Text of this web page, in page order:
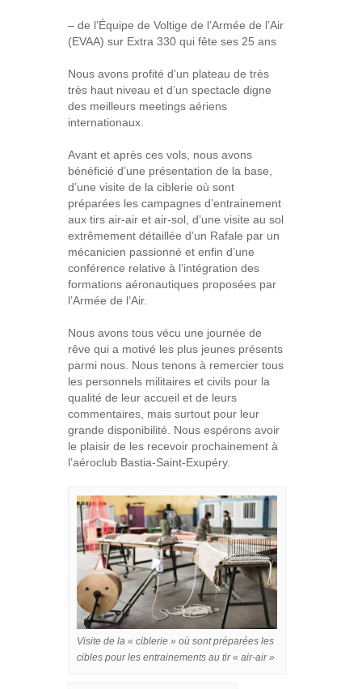
– de l’Équipe de Voltige de l’Armée de l’Air
(EVAA) sur Extra 330 qui fête ses 25 ans
Nous avons profité d’un plateau de très
très haut niveau et d’un spectacle digne
des meilleurs meetings aériens
internationaux.
Avant et après ces vols, nous avons
bénéficié d’une présentation de la base,
d’une visite de la ciblerie où sont
préparées les campagnes d’entrainement
aux tirs air-air et air-sol, d’une visite au sol
extrêmement détaillée d’un Rafale par un
mécanicien passionné et enfin d’une
conférence relative à l’intégration des
formations aéronautiques proposées par
l’Armée de l’Air.
Nous avons tous vécu une journée de
rêve qui a motivé les plus jeunes présents
parmi nous. Nous tenons à remercier tous
les personnels militaires et civils pour la
qualité de leur accueil et de leurs
commentaires, mais surtout pour leur
grande disponibilité. Nous espérons avoir
le plaisir de les recevoir prochainement à
l’aéroclub Bastia-Saint-Exupéry.
Visite de la « ciblerie » où sont préparées les
cibles pour les entrainements au tir « air-air »